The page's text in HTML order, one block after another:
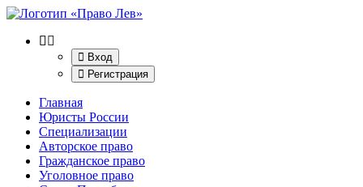
Вход
Регистрация
Главная
Юристы России
Специализации
Авторское право
Гражданское право
Уголовное право